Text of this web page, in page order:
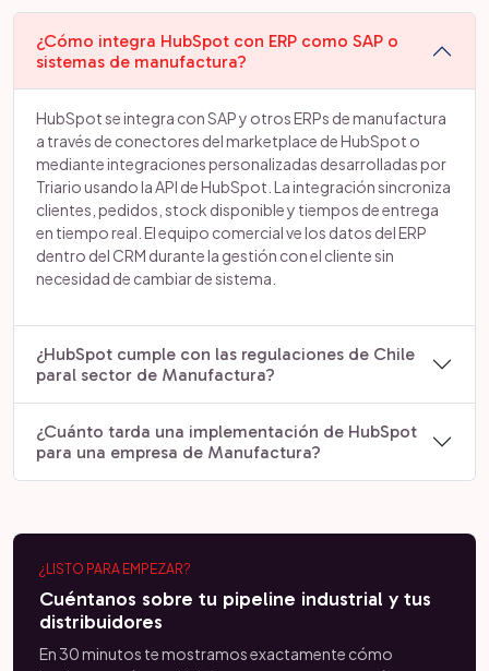
¿Cómo integra HubSpot con ERP como SAP o
sistemas de manufactura?
HubSpot se integra con SAP y otros ERPs de manufactura
a través de conectores del marketplace de HubSpot o
mediante integraciones personalizadas desarrolladas por
Triario usando la API de HubSpot. La integración sincroniza
clientes, pedidos, stock disponible y tiempos de entrega
en tiempo real. El equipo comercial ve los datos del ERP
dentro del CRM durante la gestión con el cliente sin
necesidad de cambiar de sistema.
¿HubSpot cumple con las regulaciones de Chile
paral sector de Manufactura?
¿Cuánto tarda una implementación de HubSpot
para una empresa de Manufactura?
¿LISTO PARA EMPEZAR?
Cuéntanos sobre tu pipeline industrial y tus
distribuidores
En 30 minutos te mostramos exactamente cómo